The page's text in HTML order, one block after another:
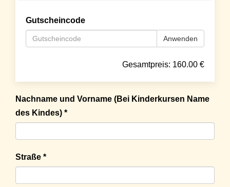
Gutscheincode
Anwenden
Gesamtpreis: 160.00 €
Nachname und Vorname (Bei Kinderkursen Name
des Kindes) *
Straße *